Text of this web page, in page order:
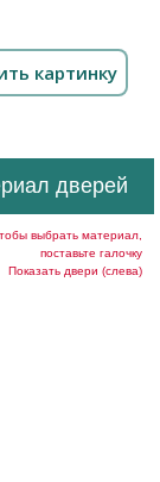
дверей
выбрать материал,
поставьте галочку
Показать двери (слева)